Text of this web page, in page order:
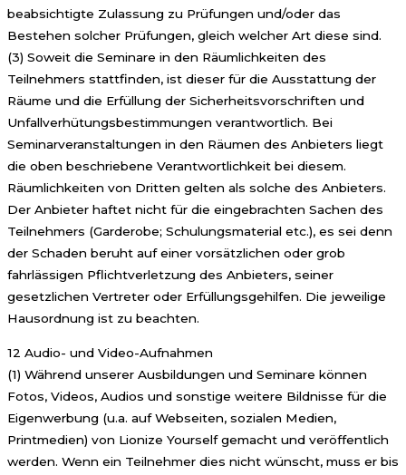
beabsichtigte Zulassung zu Prüfungen und/oder das
Bestehen solcher Prüfungen, gleich welcher Art diese sind.
(3) Soweit die Seminare in den Räumlichkeiten des
Teilnehmers stattfinden, ist dieser für die Ausstattung der
Räume und die Erfüllung der Sicherheitsvorschriften und
Unfallverhütungsbestimmungen verantwortlich. Bei
Seminarveranstaltungen in den Räumen des Anbieters liegt
die oben beschriebene Verantwortlichkeit bei diesem.
Räumlichkeiten von Dritten gelten als solche des Anbieters.
Der Anbieter haftet nicht für die eingebrachten Sachen des
Teilnehmers (Garderobe; Schulungsmaterial etc.), es sei denn
der Schaden beruht auf einer vorsätzlichen oder grob
fahrlässigen Pflichtverletzung des Anbieters, seiner
gesetzlichen Vertreter oder Erfüllungsgehilfen. Die jeweilige
Hausordnung ist zu beachten.
12 Audio- und Video-Aufnahmen
(1) Während unserer Ausbildungen und Seminare können
Fotos, Videos, Audios und sonstige weitere Bildnisse für die
Eigenwerbung (u.a. auf Webseiten, sozialen Medien,
Printmedien) von Lionize Yourself gemacht und veröffentlich
werden. Wenn ein Teilnehmer dies nicht wünscht, muss er bis